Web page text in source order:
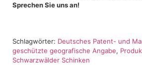
Sprechen Sie uns an!
Schlagwörter: Deutsches Patent- und
geschützte geografische Angabe,
Schwarzwälder Schinken